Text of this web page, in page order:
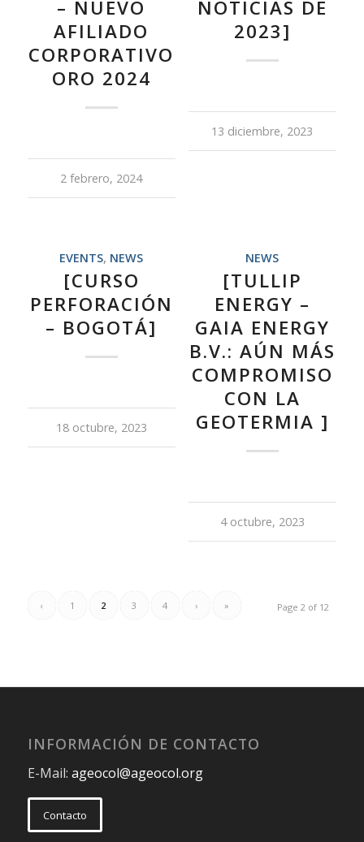
– NUEVO
AFILIADO
CORPORATIVO
ORO 2024
2 febrero, 2024
NOTICIAS DE
2023]
13 diciembre, 2023
EVENTS, NEWS
[CURSO
PERFORACIÓN
– BOGOTÁ]
18 octubre, 2023
NEWS
[TULLIP
ENERGY –
GAIA ENERGY
B.V.: AÚN MÁS
COMPROMISO
CON LA
GEOTERMIA ]
4 octubre, 2023
Page 2 of 12
‹ 1 2 3 4 › »
INFORMACIÓN DE CONTACTO
E-Mail: ageocol@ageocol.org
Contacto